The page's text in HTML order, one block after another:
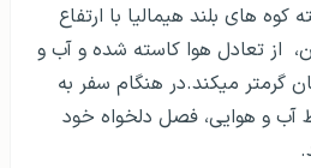
کوه های بلند هیمالیا با ارتفاع
از تعادل هوا کاسته شده و آب و
گرمتر می­کند.در هنگام سفر به
آب و هوایی، فصل دلخواه خود